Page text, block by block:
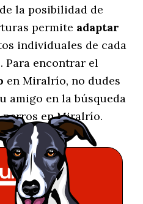
la posibilidad de
permite adaptar
individuales de cada
encontrar el
en Miralrío, no dudes
amigo en la búsqueda
en Miralrío.